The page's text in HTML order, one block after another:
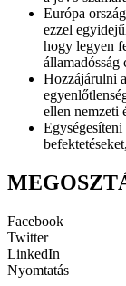
Európa
ezzel
hogy legyen
államadósság
Hozzájárulni
ellen nemzeti
Facebook
Twitter
LinkedIn
Nyomtatás